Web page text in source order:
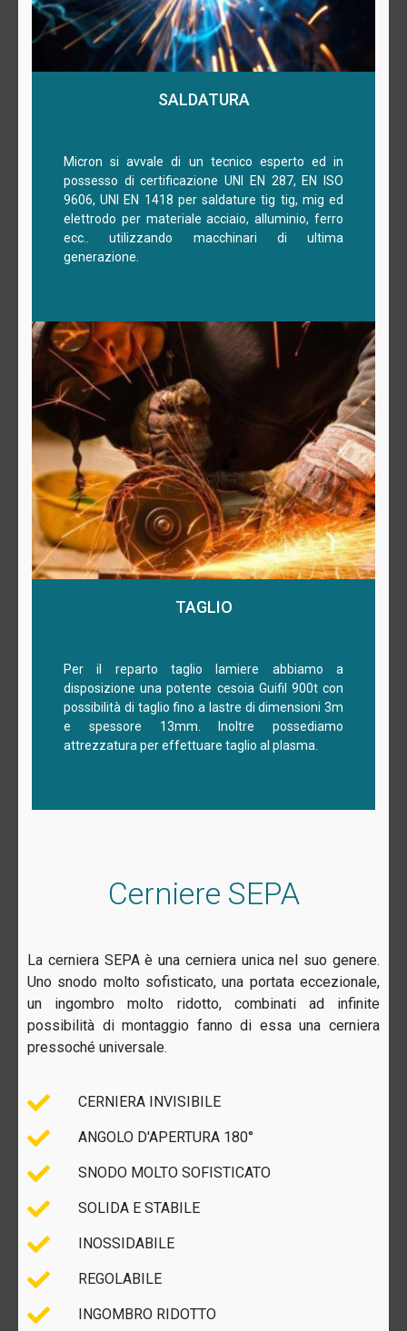
SALDATURA
Micron si avvale di un tecnico esperto ed in
possesso di certificazione UNI EN 287, EN ISO
9606, UNI EN 1418 per saldature tig tig, mig ed
elettrodo per materiale acciaio, alluminio, ferro
ecc.. utilizzando macchinari di ultima
generazione.
TAGLIO
Per il reparto taglio lamiere abbiamo a
disposizione una potente cesoia Guifil 900t con
possibilità di taglio fino a lastre di dimensioni 3m
e spessore 13mm. Inoltre possediamo
attrezzatura per effettuare taglio al plasma.
Cerniere SEPA
La cerniera SEPA è una cerniera unica nel suo genere.
Uno snodo molto sofisticato, una portata eccezionale,
un ingombro molto ridotto, combinati ad infinite
possibilità di montaggio fanno di essa una cerniera
pressoché universale.
CERNIERA INVISIBILE
ANGOLO D'APERTURA 180°
SNODO MOLTO SOFISTICATO
SOLIDA E STABILE
INOSSIDABILE
REGOLABILE
INGOMBRO RIDOTTO